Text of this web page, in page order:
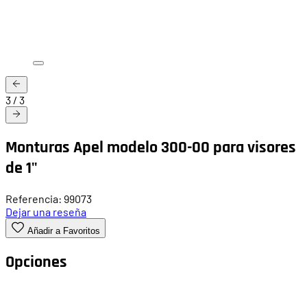
3 / 3
Monturas Apel modelo 300-00 para visores
de 1"
Referencia: 99073
Dejar una reseña
Añadir a Favoritos
Opciones